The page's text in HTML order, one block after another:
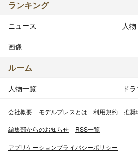
ランキング
ニュース 人物
画像
ルーム
人物一覧 ド
会社概要 モデルプレスとは 利用規約 推奨
編集部からのお知らせ RSS一覧
アプリケーションプライバシーポリシー